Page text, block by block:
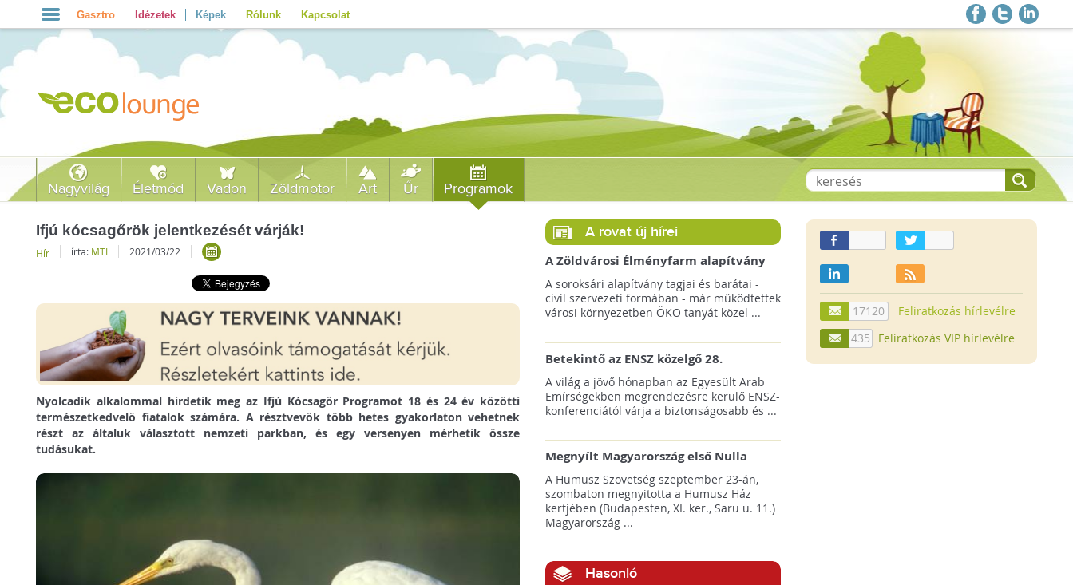
Gasztro Idézetek Képek Rólunk Kapcsolat
Nagyvilág Életmód Vadon Zöldmotor Art Űr Programok
Ifjú kócsagőrök jelentkezését várják!
Hír írta: MTI 2021/03/22
Nyolcadik alkalommal hirdetik meg az Ifjú Kócsagőr Programot 18 és 24 év közötti
természetkedvelő fiatalok számára. A résztvevők több hetes gyakorlaton vehetnek
részt az általuk választott nemzeti parkban, és egy versenyen mérhetik össze
tudásukat.
A rovat új hírei
A Zöldvárosi Élményfarm alapítvány
végre megkezdte gyakorlati
működését!
A soroksári alapítvány tagjai és barátai -
civil szervezeti formában - már működtettek
városi környezetben ÖKO tanyát közel ...
Betekintő az ENSZ közelgő 28.
klímacsúcsába
A világ a jövő hónapban az Egyesült Arab
Emírségekben megrendezésre kerülő ENSZ-
konferenciától várja a biztonságosabb és ...
Megnyílt Magyarország első Nulla
Hulladék Tanösvénye Budapesten
A Humusz Szövetség szeptember 23-án,
szombaton megnyitotta a Humusz Ház
kertjében (Budapesten, XI. ker., Saru u. 11.)
Magyarország ...
Hasonló
17120
Feliratkozás hírlevélre
435
Feliratkozás VIP hírlevélre